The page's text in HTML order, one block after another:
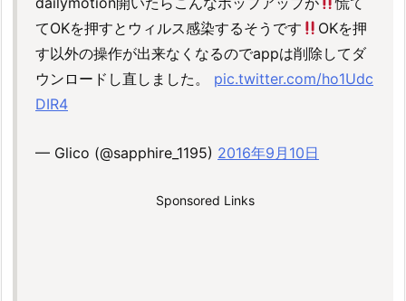
てOKを押すとウィルス感染するそうです
OKを押
す以外の操作が出来なくなるのでappは削除してダ
ウンロードし直しました。 pic.twitter.com/ho1Udc
DIR4
— Glico (@sapphire_1195) 2016年9月10日
Sponsored Links